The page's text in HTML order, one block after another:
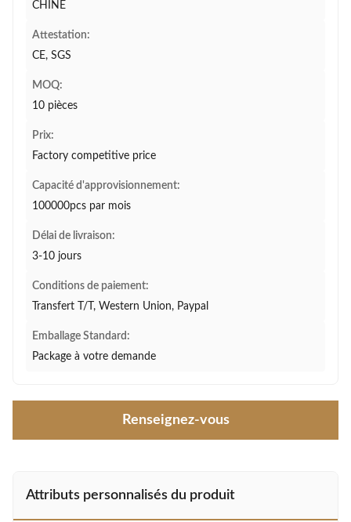
CHINE
Attestation:
CE, SGS
MOQ:
10 pièces
Prix:
Factory competitive price
Capacité d'approvisionnement:
100000pcs par mois
Délai de livraison:
3-10 jours
Conditions de paiement:
Transfert T/T, Western Union, Paypal
Emballage Standard:
Package à votre demande
Renseignez-vous
Attributs personnalisés du produit